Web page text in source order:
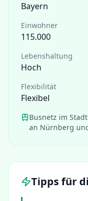
Bayern
Einwohner
115.000
Lebenshaltung
Hoch
Flexibilität
Flexibel
Busnetz im
an Nürnberg
Tipps für